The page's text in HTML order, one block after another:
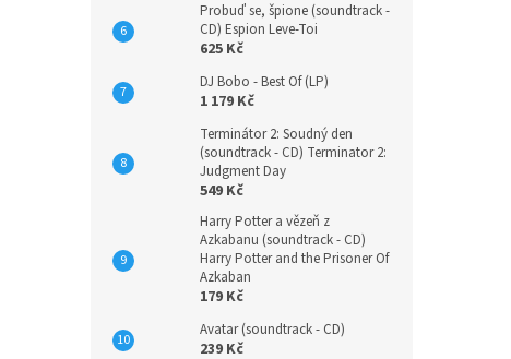
Probuď se, špione (soundtrack -
CD) Espion Leve-Toi
625 Kč
DJ Bobo - Best Of (LP)
1 179 Kč
Terminátor 2: Soudný den
(soundtrack - CD) Terminator 2:
Judgment Day
549 Kč
Harry Potter a vězeň z
Azkabanu (soundtrack - CD)
Harry Potter and the Prisoner Of
Azkaban
179 Kč
Avatar (soundtrack - CD)
239 Kč